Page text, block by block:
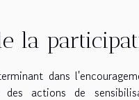
la
dans
des actions de